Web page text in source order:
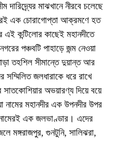
মাঝখানে নীরবে চলেছে
এক চোরাগোপ্তা আক্রমণে হত
কন্টিলোর কাছেই মহানদীতে
পঞ্চবটি পাহাড়ে জন্ম নেওয়া
তহশিল সীমান্তে দুয়ান্ত আর
সম্মিলিত জলধারাকে ধরে রাখে
অভয়ারণ্য দিয়ে বয়ে
নামের মহানদীর এক উপনদীর উপর
নামেরই এক জলভাণ্ডার। এদের
মঙ্গরাজপুর, গুনটুনি, সালিঝরা,